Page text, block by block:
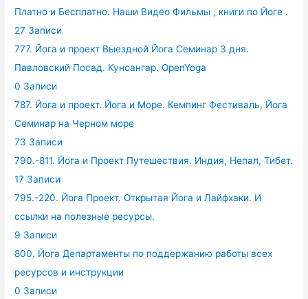
Платно и Бесплатно. Наши Видео Фильмы , книги по Йоге .
27 Записи
777. Йога и проект Выездной Йога Семинар 3 дня.
Павловский Посад. Кунсангар. OpenYoga
0 Записи
787. Йога и проект. Йога и Море. Кемпинг Фестиваль, Йога
Семинар на Черном море
73 Записи
790.-811. Йога и Проект Путешествия. Индия, Непал, Тибет.
17 Записи
795.-220. Йога Проект. Открытая Йога и Лайфхаки. И
ссылки на полезные ресурсы.
9 Записи
800. Йога Департаменты по поддержанию работы всех
ресурсов и инструкции
0 Записи